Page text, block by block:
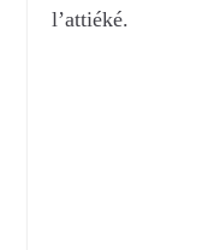
l’attiéké.